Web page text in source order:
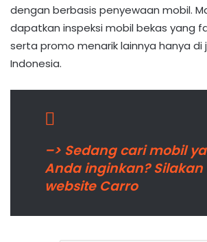
dengan berbasis penyewaan mobil.
dapatkan inspeksi mobil bekas yang
serta promo menarik lainnya hanya di
Indonesia.
–> Sedang cari mobil
Anda inginkan? Silakan
website Carro